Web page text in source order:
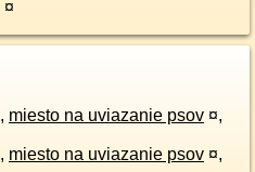
¤
, miesto na uviazanie psov ¤,
, miesto na uviazanie psov ¤,